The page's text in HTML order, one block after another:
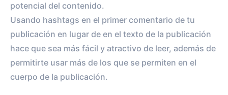
potencial del contenido.
Usando hashtags en el primer comentario de tu
publicación en lugar de en el texto de la publicación
hace que sea más fácil y atractivo de leer, además de
permitirte usar más de los que se permiten en el
cuerpo de la publicación.